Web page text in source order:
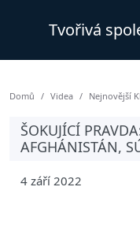
Tvořivá
Domů Videa Nejnovější
ŠOKUJÍCÍ
AFGHÁNISTÁN,
4 září 2022